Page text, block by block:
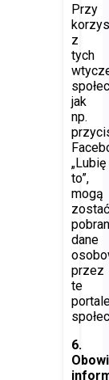
Przy
z
tych
jak
np.
„Lubię
to”,
mogą
dane
przez
te
6.